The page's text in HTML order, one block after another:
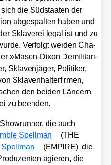
die Süd­staa­ten der
abge­spal­ten haben und
Skla­ve­rei legal ist und zu
Ver­folgt wer­den Cha­
»Mason-Dixon Demi­li­ta­ri­
Skla­ven­jä­ger, Poli­ti­ker,
Skla­ven­hal­ter­fir­men,
den bei­den Län­dern
zu been­den.
die auch
Spell­man
(THE
Spell­man
(EMPIRE), die
agie­ren, die